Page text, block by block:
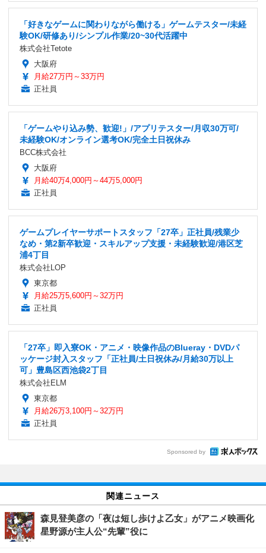
「好きなゲームに関わりながら働ける」ゲームテスター/未経
験OK/研修あり/シンプル作業/20~30代活躍中
株式会社Tetote
大阪府
月給27万円～33万円
正社員
「ゲームやり込み勢、歓迎!」/アプリテスター/月収30万可/
未経験OK/オンライン選考OK/完全土日祝休み
BCC株式会社
大阪府
月給40万4,000円～44万5,000円
正社員
ゲームプレイヤーサポートスタッフ「27卒」正社員/残業少
なめ・第2新卒歓迎・スキルアップ支援・未経験歓迎/港区芝
浦4丁目
株式会社LOP
東京都
月給25万5,600円～32万円
正社員
「27卒」即入寮OK・アニメ・映像作品のBlueray・DVDパ
ッケージ封入スタッフ「正社員/土日祝休み/月給30万以上
可」豊島区西池袋2丁目
株式会社ELM
東京都
月給26万3,100円～32万円
正社員
Sponsored by
関連ニュース
森見登美彦の「夜は短し歩けよ乙女」がアニメ映画化
星野源が主人公“先輩”役に